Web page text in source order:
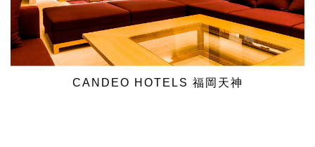
CANDEO HOTELS 福岡天神